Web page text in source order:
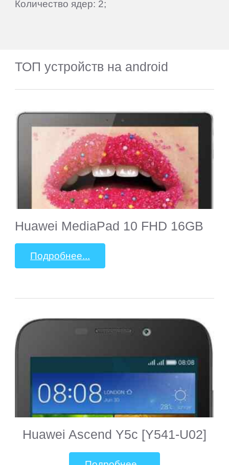
Количество ядер: 2;
ТОП устройств на android
Huawei MediaPad 10 FHD 16GB
Подробнее...
Huawei Ascend Y5c [Y541-U02]